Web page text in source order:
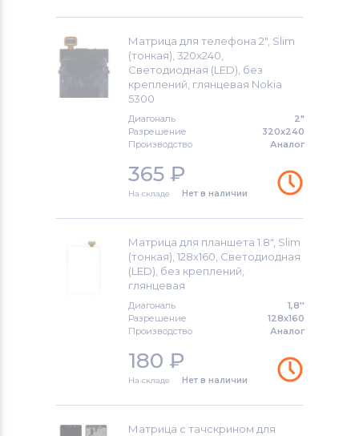
Матрица для телефона 2", Slim
(тонкая), 320x240,
Светодиодная (LED), без
креплений, глянцевая Nokia
5300
Диагональ
2"
Разрешение
320x240
Производство
Аналог
365 ₽
На складе Нет в наличии
Матрица для планшета 1.8", Slim
(тонкая), 128х160, Светодиодная
(LED), без креплений,
глянцевая
Диагональ
1,8''
Разрешение
128х160
Производство
Аналог
180 ₽
На складе Нет в наличии
Матрица с тачскрином для